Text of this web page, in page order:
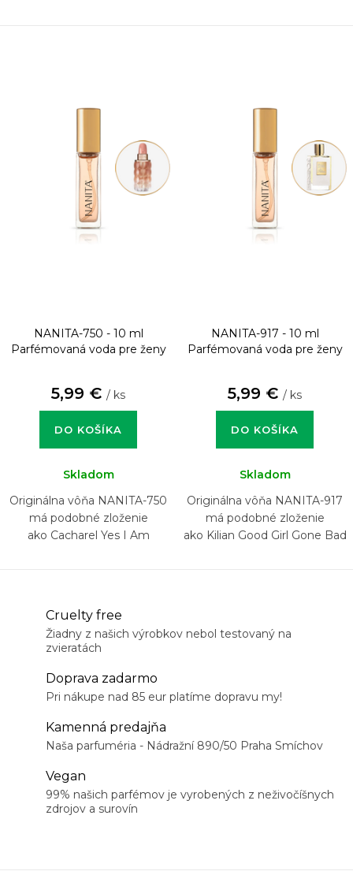
NANITA-750 - 10 ml
Parfémovaná voda pre ženy
5,99 € / ks
DO KOŠÍKA
Skladom
Originálna vôňa NANITA-750
má podobné zloženie
ako Cacharel Yes I Am
NANITA-917 - 10 ml
Parfémovaná voda pre ženy
5,99 € / ks
DO KOŠÍKA
Skladom
Originálna vôňa NANITA-917
má podobné zloženie
ako Kilian Good Girl Gone Bad
Cruelty free
Žiadny z našich výrobkov nebol testovaný na
zvieratách
Doprava zadarmo
Pri nákupe nad 85 eur platíme dopravu my!
Kamenná predajňa
Naša parfuméria - Nádražní 890/50 Praha Smíchov
Vegan
99% našich parfémov je vyrobených z neživočíšnych
zdrojov a surovín